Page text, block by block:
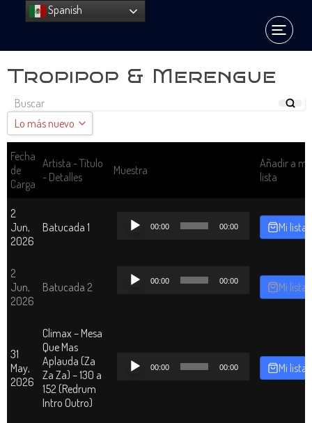
Tropipop & Merengue
Lo más nuevo
Lo más nuevo
Ordenar A - Z
Fecha
de
Carga
Artista - Título
- Detalles
Muestra
Añadir a mi
lista
2
Jun,
2026
Batucada 1
Reproductor
00:00 00:00 Mi lista
2
Jun,
2026
Batucada 2
Reproductor
00:00 00:00 Mi lista
31
May,
2026
Climax – Mesa
Que Mas
Aplauda (Za
Za Za) – 130 a
152 (Redrum
Intro Outro)
Reproductor
00:00 00:00 Mi lista
Spanish